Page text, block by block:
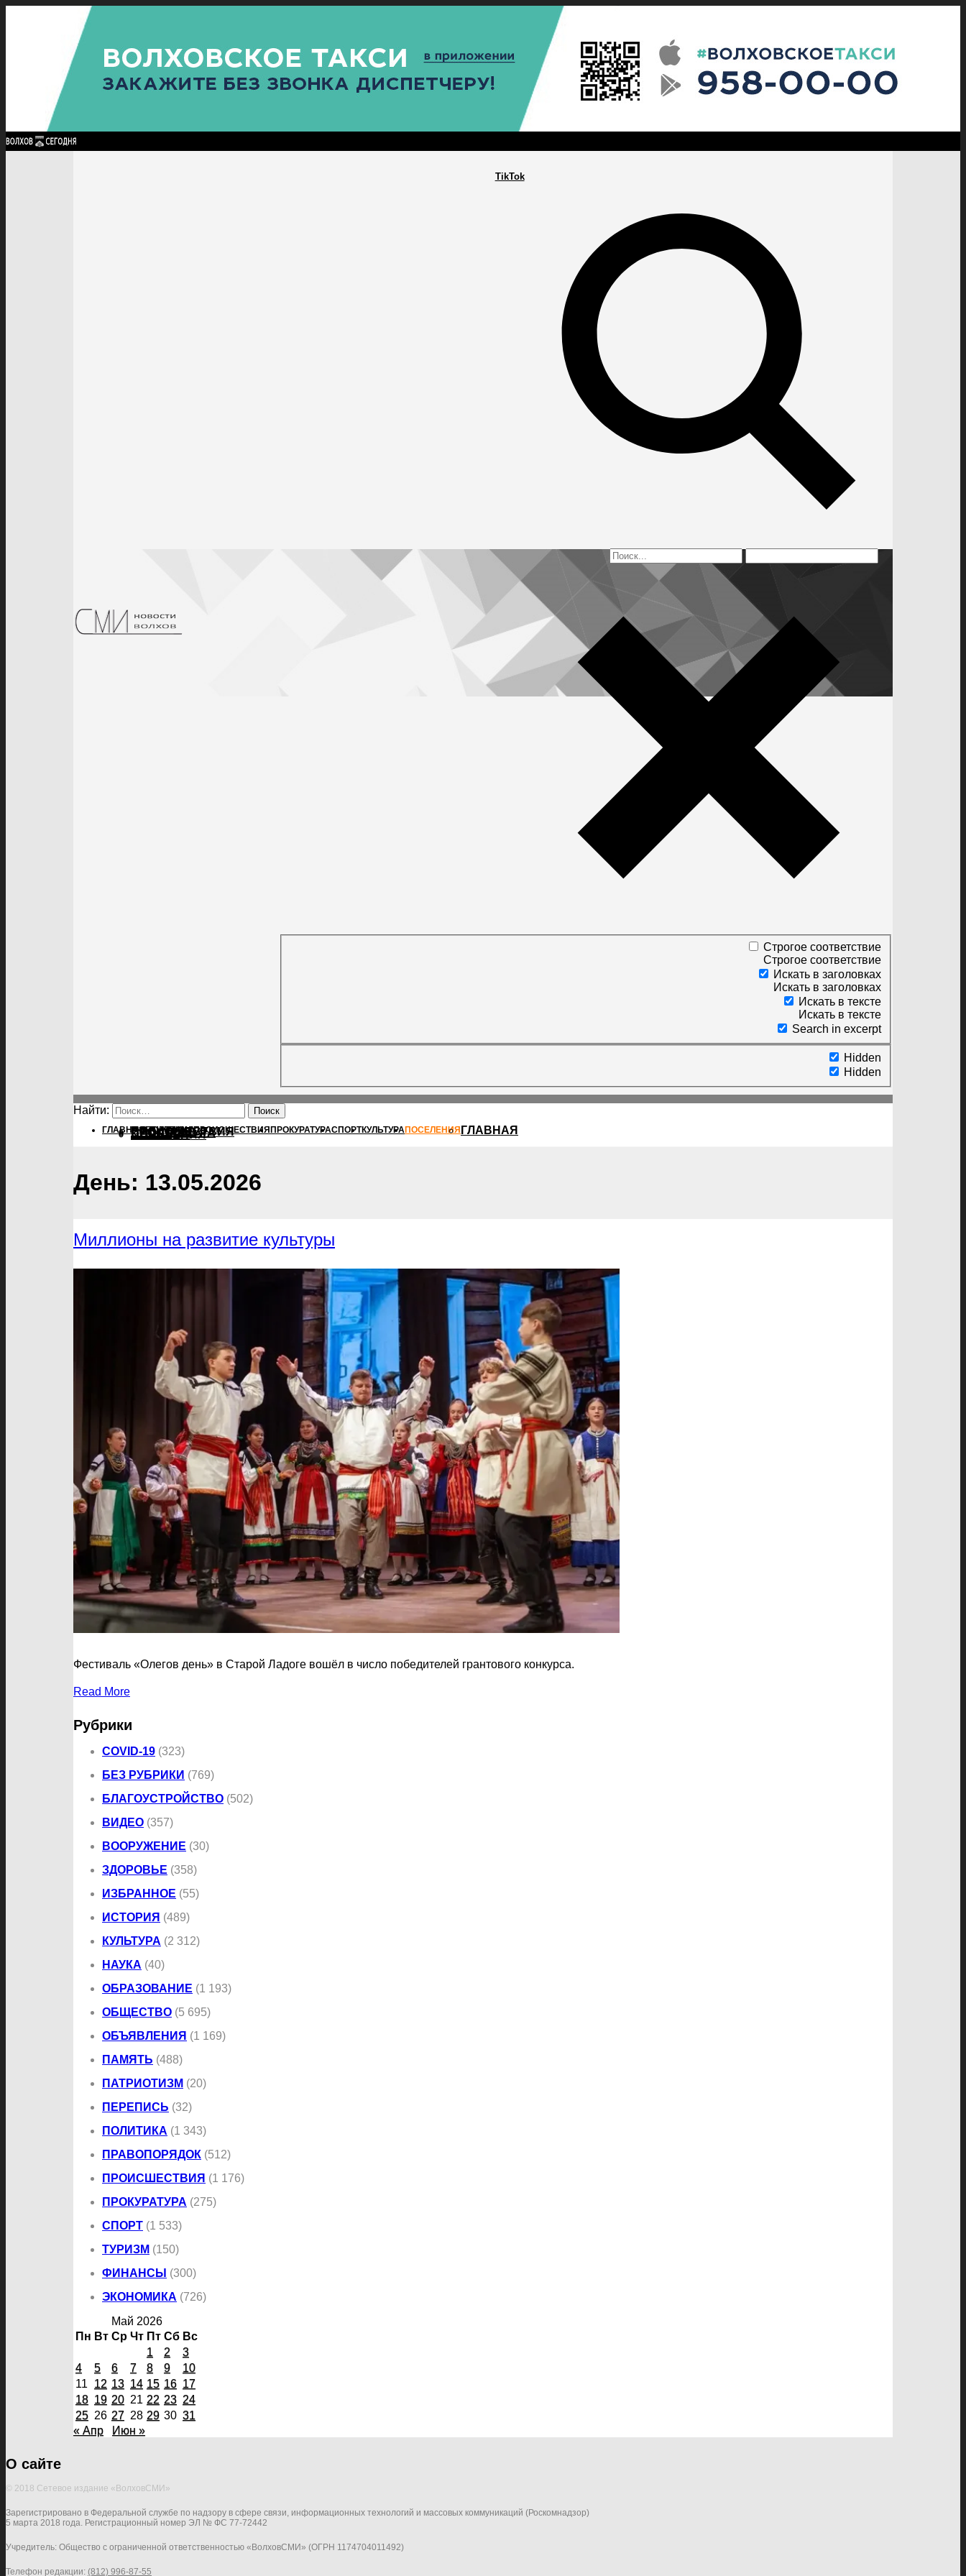
TikTok
Строгое соответствие
Строгое соответствие
Искать в заголовках
Искать в заголовках
Искать в тексте
Искать в тексте
Search in excerpt
Hidden
Hidden
Найти:
ГЛАВНАЯПОЛИТИКАПРОИСШЕСТВИЯ ПРОКУРАТУРАСПОРТКУЛЬТУРАПОСЕЛЕНИЯ ГЛАВНАЯ
ПОЛИТИКА
ПРОИСШЕСТВИЯ
ПРОКУРАТУРА
СПОРТ
КУЛЬТУРА
ПОСЕЛЕНИЯ
ГЛАВНАЯ ПОЛИТИКАПРОИСШЕСТВИЯПРОКУРАТУРА СПОРТ КУЛЬТУРАПОСЕЛЕНИЯ ГЛАВНАЯ
ПОЛИТИКА
КУЛЬТУРА
ПОСЕЛЕНИЯ
День: 13.05.2026
Миллионы на развитие культуры
Фестиваль «Олегов день» в Старой Ладоге вошёл в число победителей грантового конкурса.
Read More
Рубрики
COVID-19 (323)
БЕЗ РУБРИКИ (769)
БЛАГОУСТРОЙСТВО (502)
ВИДЕО (357)
ВООРУЖЕНИЕ (30)
ЗДОРОВЬЕ (358)
ИЗБРАННОЕ (55)
ИСТОРИЯ (489)
КУЛЬТУРА (2 312)
НАУКА (40)
ОБРАЗОВАНИЕ (1 193)
ОБЩЕСТВО (5 695)
ОБЪЯВЛЕНИЯ (1 169)
ПАМЯТЬ (488)
ПАТРИОТИЗМ (20)
ПЕРЕПИСЬ (32)
ПОЛИТИКА (1 343)
ПРАВОПОРЯДОК (512)
ПРОИСШЕСТВИЯ (1 176)
ПРОКУРАТУРА (275)
СПОРТ (1 533)
ТУРИЗМ (150)
ФИНАНСЫ (300)
ЭКОНОМИКА (726)
Май 2026
Пн Вт Ср Чт Пт Сб Вс
1
2
3
4
5 6 7 8 9
10
11 12 13 14 15 16 17
18 19 20 21 22 23 24
25 26 27 28 29 30 31
« Апр
Июн »
О сайте
© 2018 Сетевое издание «ВолховСМИ»
Зарегистрировано в Федеральной службе по надзору в сфере связи, информационных технологий и массовых коммуникаций (Роскомнадзор)
5 марта 2018 года. Регистрационный номер ЭЛ № ФС 77-72442
Учредитель: Общество с ограниченной ответственностью «ВолховСМИ» (ОГРН 1174704011492)
Телефон редакции: (812) 996-87-55